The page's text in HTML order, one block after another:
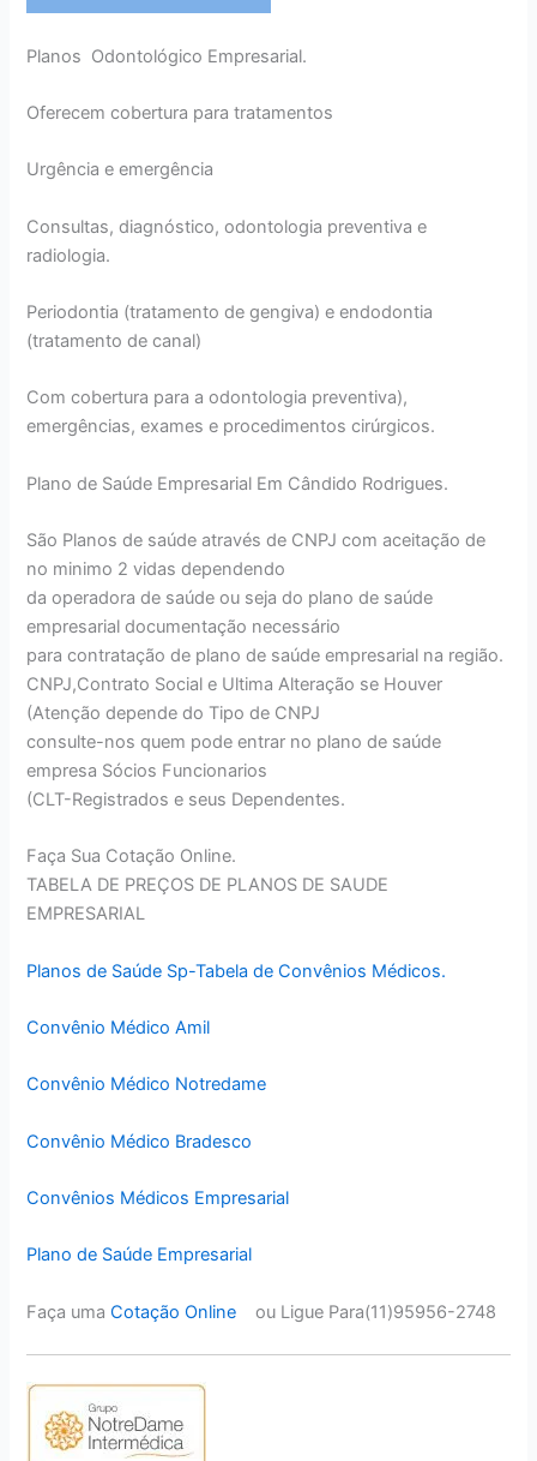
Planos Odontológico Empresarial.
Oferecem cobertura para tratamentos
Urgência e emergência
Consultas, diagnóstico, odontologia preventiva e
radiologia.
Periodontia (tratamento de gengiva) e endodontia
(tratamento de canal)
Com cobertura para a odontologia preventiva),
emergências, exames e procedimentos cirúrgicos.
Plano de Saúde Empresarial Em Cândido Rodrigues.
São Planos de saúde através de CNPJ com aceitação de
no minimo 2 vidas dependendo
da operadora de saúde ou seja do plano de saúde
empresarial documentação necessário
para contratação de plano de saúde empresarial na região.
CNPJ,Contrato Social e Ultima Alteração se Houver
(Atenção depende do Tipo de CNPJ
consulte-nos quem pode entrar no plano de saúde
empresa Sócios Funcionarios
(CLT-Registrados e seus Dependentes.
Faça Sua Cotação Online.
TABELA DE PREÇOS DE PLANOS DE SAUDE
EMPRESARIAL
Planos de Saúde Sp-Tabela de Convênios Médicos.
Convênio Médico Amil
Convênio Médico Notredame
Convênio Médico Bradesco
Convênios Médicos Empresarial
Plano de Saúde Empresarial
Faça umaCotação Online ou Ligue Para(11)95956-2748